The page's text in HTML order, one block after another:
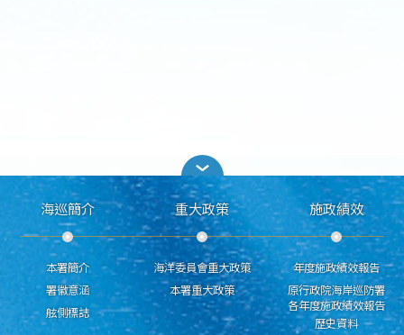
海巡簡介
本署簡介
署徽意涵
舷側標誌
重大政策
海洋委員會重大政策
本署重大政策
施政績效
年度施政績效報告
原行政院海岸巡防署
各年度施政績效報告
歷史資料